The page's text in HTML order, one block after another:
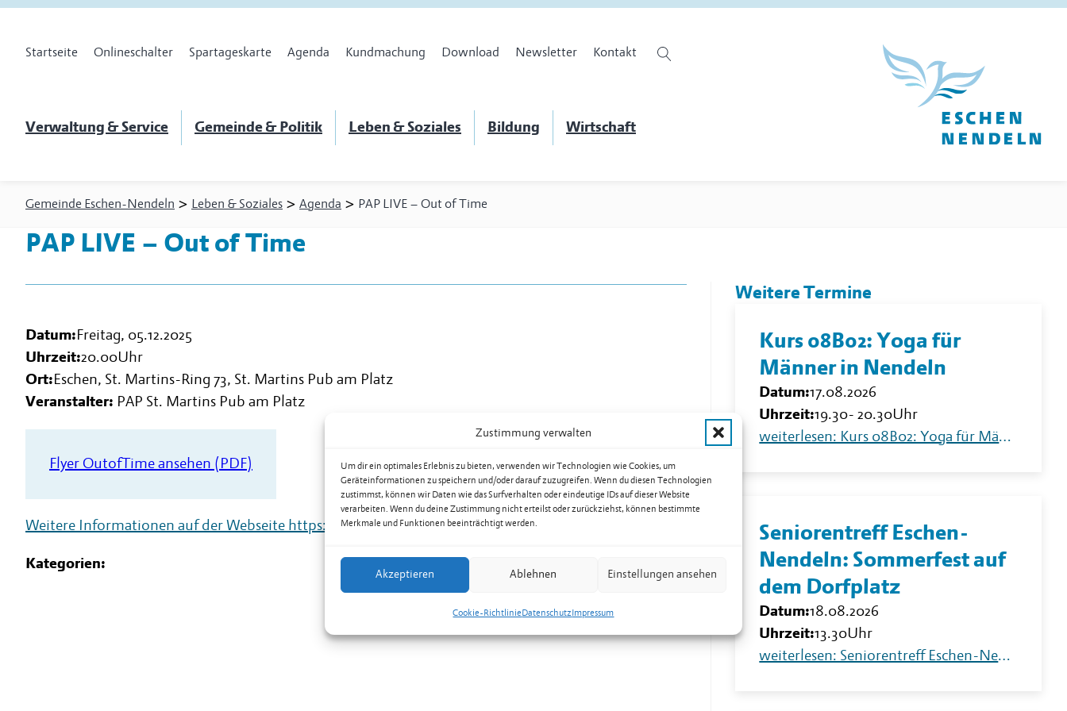
Zustimmung verwalten
Um dir ein optimales Erlebnis zu bieten, verwenden wir Technologien wie Cookies, um
Geräteinformationen zu speichern und/oder darauf zuzugreifen. Wenn du diesen Technologien
zustimmst, können wir Daten wie das Surfverhalten oder eindeutige IDs auf dieser Website
verarbeiten. Wenn du deine Zustimmung nicht erteilst oder zurückziehst, können bestimmte
Merkmale und Funktionen beeinträchtigt werden.
Akzeptieren Ablehnen Einstellungen ansehen
Cookie-RichtlinieDatenschutzImpressum
Startseite Onlineschalter Spartageskarte Agenda Kundmachung Download Newsletter Kontakt
Verwaltung & Service Gemeinde & Politik Leben & Soziales Bildung Wirtschaft
Gemeinde Eschen-Nendeln > Leben & Soziales > Agenda > PAP LIVE – Out of Time
PAP LIVE – Out of Time
Datum:Freitag, 05.12.2025
Uhrzeit:20.00Uhr
Ort:Eschen, St. Martins-Ring 73, St. Martins Pub am Platz
Veranstalter: PAP St. Martins Pub am Platz
Flyer OutofTime ansehen (PDF)
Weitere Informationen auf der Webseite https://pap.li
Kategorien:
Weitere Termine
Kurs 08B02: Yoga für
Männer in Nendeln
Datum:17.08.2026
Uhrzeit:19.30-20.30Uhr
weiterlesen: Kurs 08B02: Yoga für Männer in Nendeln
Seniorentreff Eschen-
Nendeln: Sommerfest auf
dem Dorfplatz
Datum:18.08.2026
Uhrzeit:13.30Uhr
weiterlesen: Seniorentreff Eschen-Nendeln: Sommerfest auf dem Dorfplatz